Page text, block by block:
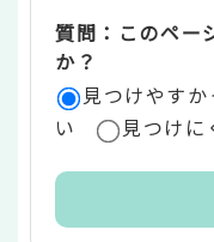
質問：このペー
か？
見つけやすか
い
見つけに